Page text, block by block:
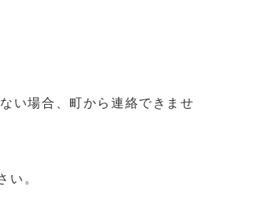
い場合、町から連絡できませ
い。